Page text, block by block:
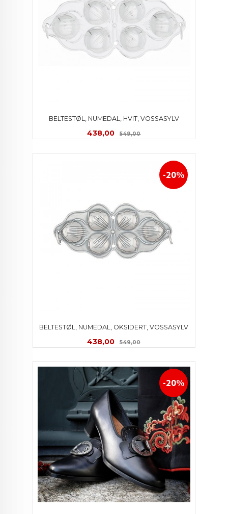
BELTESTØL, NUMEDAL, HVIT, VOSSASYLV
Tilbud
438,00 549,00Rabatt
BELTESTØL, NUMEDAL, OKSIDERT, VOSSASYLV
Tilbud
438,00 549,00Rabatt
-20%
-20%